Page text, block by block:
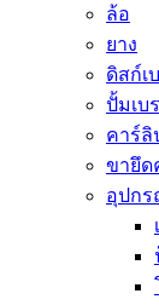
ล้อ
ยาง
ดิสก์เ
ปั้มเบ
คาร์ลิ
ขายึด
อุปกร